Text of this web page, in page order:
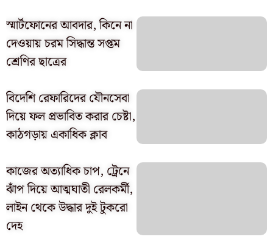
স্মার্টফোনের আবদার, কিনে না
দেওয়ায় চরম সিদ্ধান্ত সপ্তম
শ্রেণির ছাত্রের
বিদেশি রেফারিদের যৌনসেবা
দিয়ে ফল প্রভাবিত করার চেষ্টা,
কাঠগড়ায় একাধিক ক্লাব
​কাজের অত্যাধিক চাপ, ট্রেনে
ঝাঁপ দিয়ে আত্মঘাতী রেলকর্মী,
লাইন থেকে উদ্ধার দুই টুকরো
দেহ